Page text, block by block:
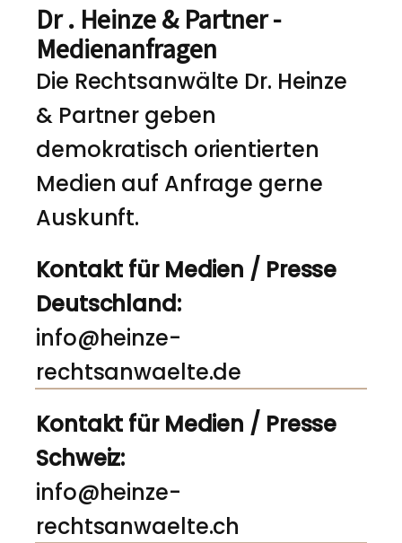
Dr . Heinze & Partner -
Medienanfragen
Die Rechtsanwälte Dr. Heinze
& Partner geben
demokratisch orientierten
Medien auf Anfrage gerne
Auskunft.
Kontakt für Medien / Presse
Deutschland:
info@heinze-
rechtsanwaelte.de
Kontakt für Medien / Presse
Schweiz:
info@heinze-
rechtsanwaelte.ch